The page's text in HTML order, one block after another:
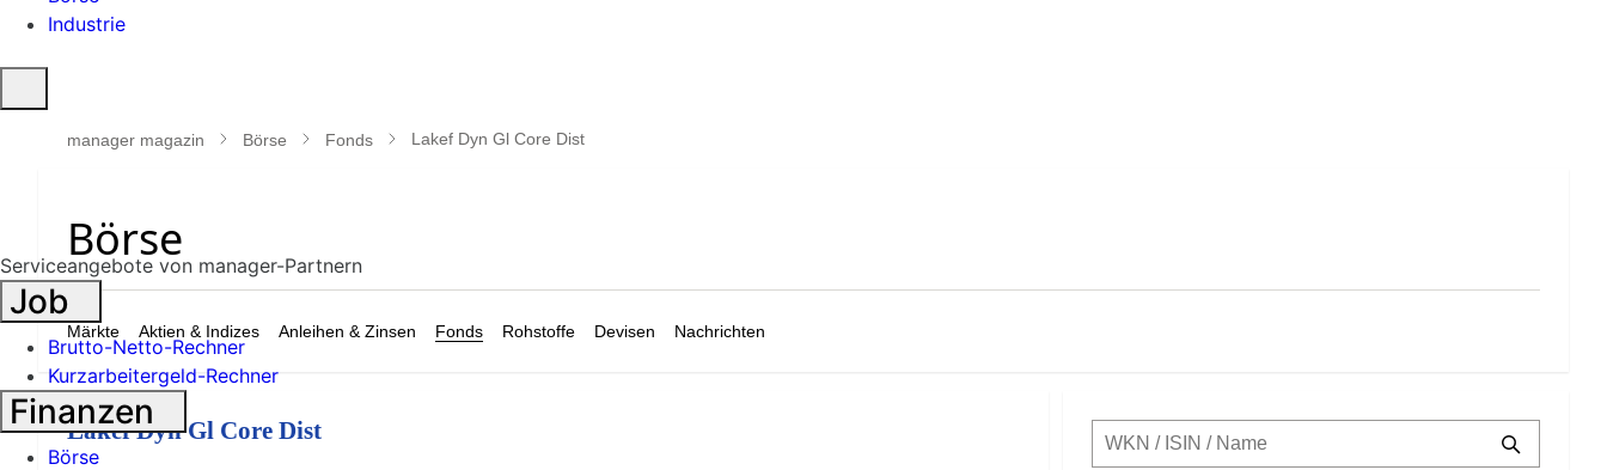
Industrie
öffnen
manager magazin Börse Fonds Lakef Dyn Gl Core Dist
Märkte Aktien & Indizes Anleihen & Zinsen Fonds Rohstoffe Devisen Nachrichten
Lakef Dyn Gl Core Dist
Serviceangebote von manager-Partnern
Job
Brutto-Netto-Rechner
Kurzarbeitergeld-Rechner
Finanzen
Börse